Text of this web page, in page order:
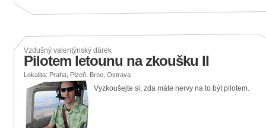
Vzdušný valentýnský dárek
Pilotem letounu na zkoušku II
Lokalita: Praha, Plzeň, Brno, Ostrava
Vyzkoušejte si, zda máte nervy na to být pilotem.